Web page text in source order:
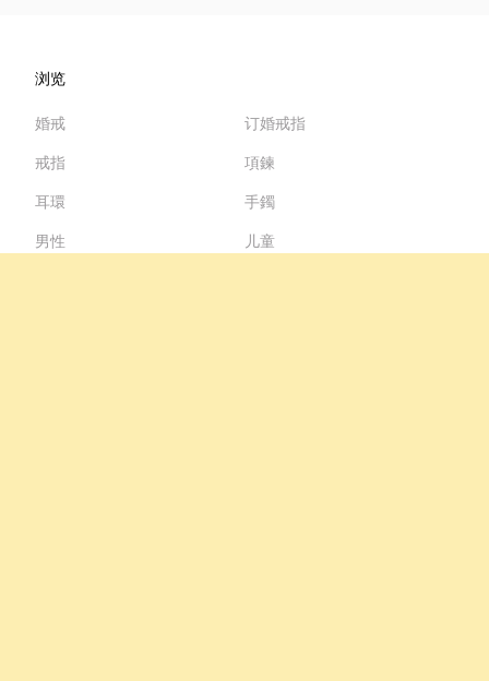
浏览
婚戒
订婚戒指
戒指
項鍊
耳環
手鐲
男性
儿童